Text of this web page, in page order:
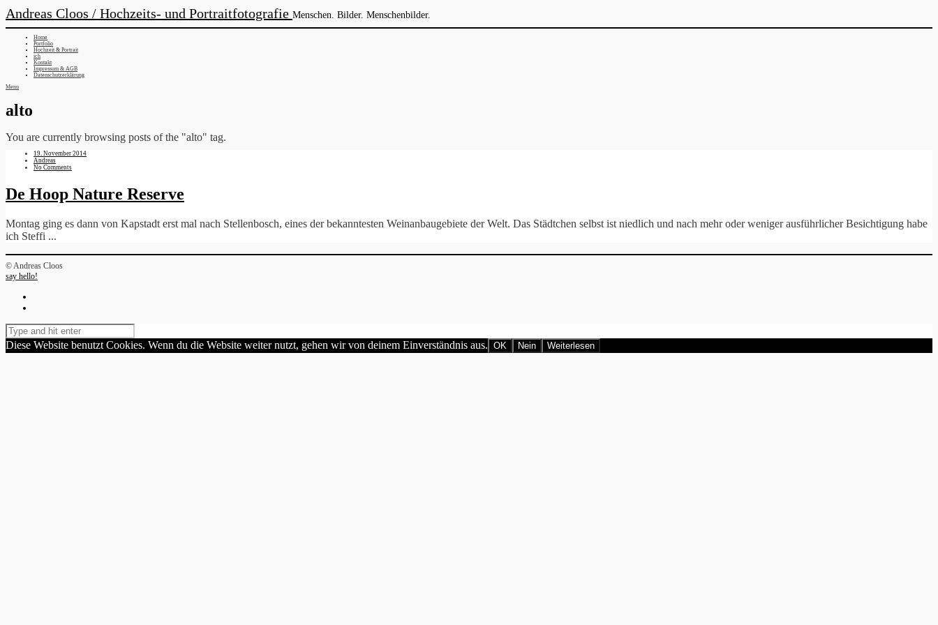
Andreas Cloos / Hochzeits- und Portraitfotografie Menschen. Bilder. Menschenbilder.
Home
Portfolio
Hochzeit & Portrait
ich
Kontakt
Impressum & AGB
Datenschutzerklärung
Menu
alto
You are currently browsing posts of the "alto" tag.
19. November 2014
Andreas
No Comments
De Hoop Nature Reserve
Montag ging es dann von Kapstadt erst mal nach Stellenbosch, eines der bekanntesten Weinanbaugebiete der Welt. Das Städtchen selbst ist niedlich und nach mehr oder weniger ausführlicher Besichtigung habe
ich Steffi ...
© Andreas Cloos
say hello!
Diese Website benutzt Cookies. Wenn du die Website weiter nutzt, gehen wir von deinem Einverständnis aus. OK Nein Weiterlesen